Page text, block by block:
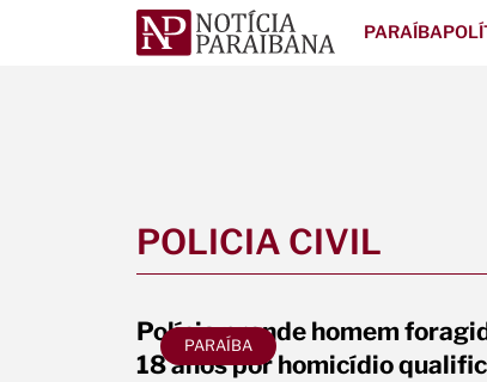
PARAÍBA
POLICIA CIVIL
PARAÍBA
Polícia prende homem
18 anos por homicídio